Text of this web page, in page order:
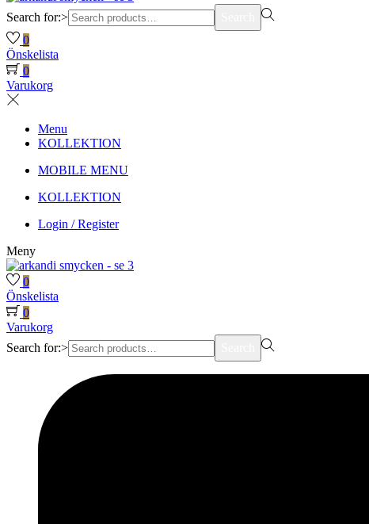
Search for:>
0
Önskelista
0
Varukorg
Menu
KOLLEKTION
MOBILE MENU
KOLLEKTION
Login / Register
Meny
0
Önskelista
0
Varukorg
Search for:>